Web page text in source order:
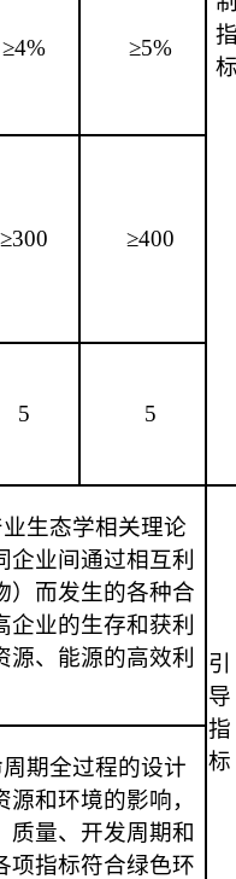
≥4% ≥5%
≥300 ≥400
5 5
生态学相关理论
企业间通过相互利
）而发生的各种合
企业的生存和获利
源、能源的高效利
引
导
指
标
期全过程的设计
和环境的影响，
质量、开发周期和
项指标符合绿色环